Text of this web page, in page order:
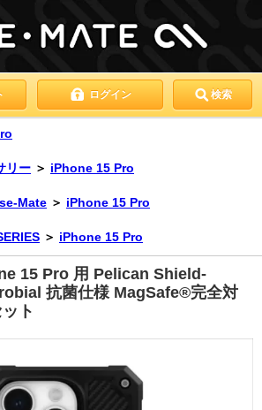
ログイン 検索
リー ＞ iPhone 15 Pro
Mate ＞ iPhone 15 Pro
＞ iPhone 15 Pro
15 Pro 用 Pelican Shield-
抗菌仕様 MagSafe®完全対
ト